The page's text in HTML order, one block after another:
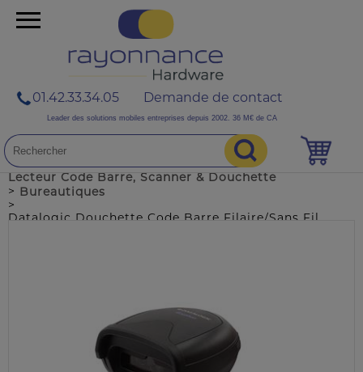
01.42.33.34.05 Demande de contact
Leader des solutions mobiles entreprises depuis 2002. 36 M€ de CA
Accueil
Lecteur Code Barre, Scanner & Douchette
> Bureautiques
>
Datalogic Douchette Code Barre Filaire/Sans Fil